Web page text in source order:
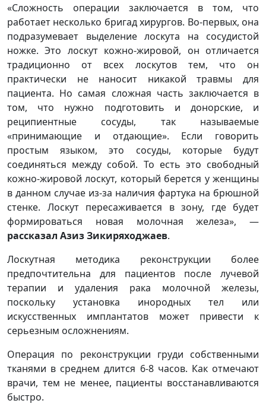
«Сложность операции заключается в том, что
работает несколько бригад хирургов. Во-первых, она
подразумевает выделение лоскута на сосудистой
ножке. Это лоскут кожно-жировой, он отличается
традиционно от всех лоскутов тем, что он
практически не наносит никакой травмы для
пациента. Но самая сложная часть заключается в
том, что нужно подготовить и донорские, и
реципиентные сосуды, так называемые
«принимающие и отдающие». Если говорить
простым языком, это сосуды, которые будут
соединяться между собой. То есть это свободный
кожно-жировой лоскут, который берется у женщины
в данном случае из-за наличия фартука на брюшной
стенке. Лоскут пересаживается в зону, где будет
формироваться новая молочная железа», —
рассказал Азиз Зикиряходжаев.
Лоскутная методика реконструкции более
предпочтительна для пациентов после лучевой
терапии и удаления рака молочной железы,
поскольку установка инородных тел или
искусственных имплантатов может привести к
серьезным осложнениям.
Операция по реконструкции груди собственными
тканями в среднем длится 6-8 часов. Как отмечают
врачи, тем не менее, пациенты восстанавливаются
быстро.